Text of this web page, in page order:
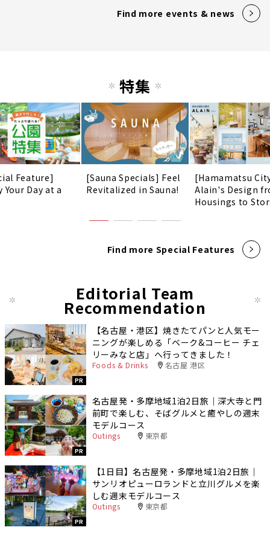
Find more events & news
特集
Feature]
Your Day at a
[Sauna Specials] Feel
Revitalized in Sauna!
[Hamamatsu
Alain's Design
Housings to
Find more Special Features
Editorial Team
Recommendation
PR
【名古屋・港区】焼きたてパンと人気モー
ニングが楽しめる「ベーク&コーヒー チェ
リーみなと店」へ行ってきました！
Foods & Drinks 名古屋 港区
PR
名古屋発・多摩地域1泊2日旅｜深大寺と門
前町で楽しむ、そばグルメと癒やしの週末
モデルコース
Outings 東京都
PR
【1日目】名古屋発・多摩地域1泊2日旅｜
サンリオピューロランドと立川グルメを楽
しむ週末モデルコース
Outings 東京都